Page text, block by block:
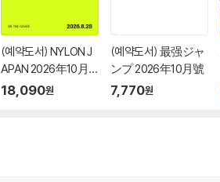
(예약도서) NYLON J
APAN 2026年10月
號 HAN (Stray Kids)
18,090원
(예약도서) 最强ジャ
ンプ 2026年10月號
7,770원